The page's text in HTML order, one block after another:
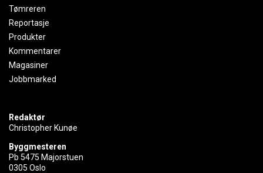
Tømreren
Reportasje
Produkter
Kommentarer
Magasiner
Jobbmarked
Redaktør
Christopher Kunøe
Byggmesteren
Pb 5475 Majorstuen
0305 Oslo